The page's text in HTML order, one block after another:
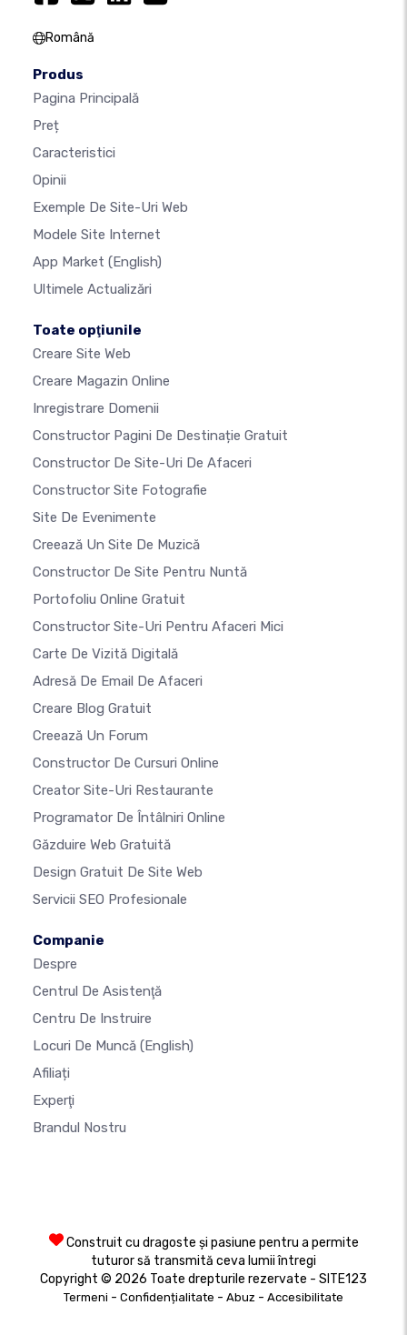
Română
Produs
Pagina Principală
Preț
Caracteristici
Opinii
Exemple De Site-Uri Web
Modele Site Internet
App Market (English)
Ultimele Actualizări
Toate opţiunile
Creare Site Web
Creare Magazin Online
Inregistrare Domenii
Constructor Pagini De Destinație Gratuit
Constructor De Site-Uri De Afaceri
Constructor Site Fotografie
Site De Evenimente
Creează Un Site De Muzică
Constructor De Site Pentru Nuntă
Portofoliu Online Gratuit
Constructor Site-Uri Pentru Afaceri Mici
Carte De Vizită Digitală
Adresă De Email De Afaceri
Creare Blog Gratuit
Creează Un Forum
Constructor De Cursuri Online
Creator Site-Uri Restaurante
Programator De Întâlniri Online
Găzduire Web Gratuită
Design Gratuit De Site Web
Servicii SEO Profesionale
Companie
Despre
Centrul De Asistenţă
Centru De Instruire
Locuri De Muncă (English)
Afiliați
Experţi
Brandul Nostru
Construit cu dragoste și pasiune pentru a permite
tuturor să transmită ceva lumii întregi
Copyright © 2026 Toate drepturile rezervate - SITE123
Termeni - Confidențialitate - Abuz - Accesibilitate